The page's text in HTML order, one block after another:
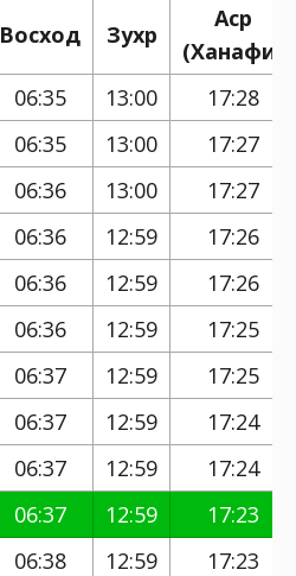
Восход Зухр
Аср
(Ханафи)
06:35 13:00
17:28
06:35 13:00
17:27
06:36 13:00
17:27
06:36 12:59
17:26
06:36 12:59
17:26
06:36 12:59
17:25
06:37 12:59
17:25
06:37 12:59
17:24
06:37 12:59
17:24
06:37 12:59
17:23
06:38 12:59
17:23